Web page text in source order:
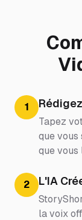
1
Tapez
que vous
que
2 L'IA
la voix